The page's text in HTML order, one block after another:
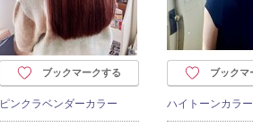
ブックマークする
ピンクラベンダーカラー
ブックマ
ハイトーンカラー